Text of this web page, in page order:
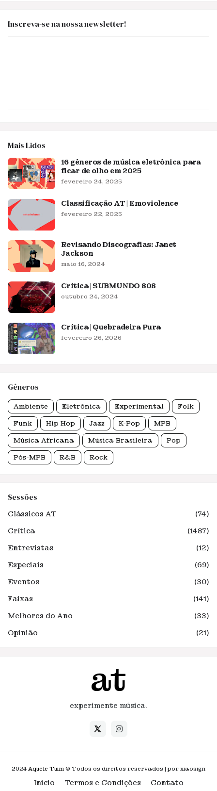
Inscreva-se na nossa newsletter!
Mais Lidos
16 gêneros de música eletrônica para
ficar de olho em 2025
fevereiro 24, 2025
Classificação AT | Emoviolence
fevereiro 22, 2025
Revisando Discografias: Janet
Jackson
maio 16, 2024
Crítica | SUBMUNDO 808
outubro 24, 2024
Crítica | Quebradeira Pura
fevereiro 26, 2026
Gêneros
Ambiente Eletrônica Experimental Folk
Funk Hip Hop Jazz K-Pop MPB
Música Africana Música Brasileira Pop
Pós-MPB R&B Rock
Sessões
Clássicos AT
(74)
Crítica
(1487)
Entrevistas
(12)
Especiais
(69)
Eventos
(30)
Faixas
(141)
Melhores do Ano
(33)
Opinião
(21)
experimente música.
2024 Aquele Tuim © Todos os direitos reservados | por xiaosign
Inicio Termos e Condições Contato